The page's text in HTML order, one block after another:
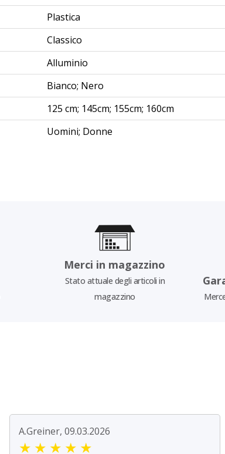
Plastica
Classico
Alluminio
Bianco; Nero
125 cm; 145cm; 155cm; 160cm
Uomini; Donne
Merci in magazzino
Stato attuale degli articoli in
magazzino
A.Greiner, 09.03.2026
★ ★ ★ ★ ★